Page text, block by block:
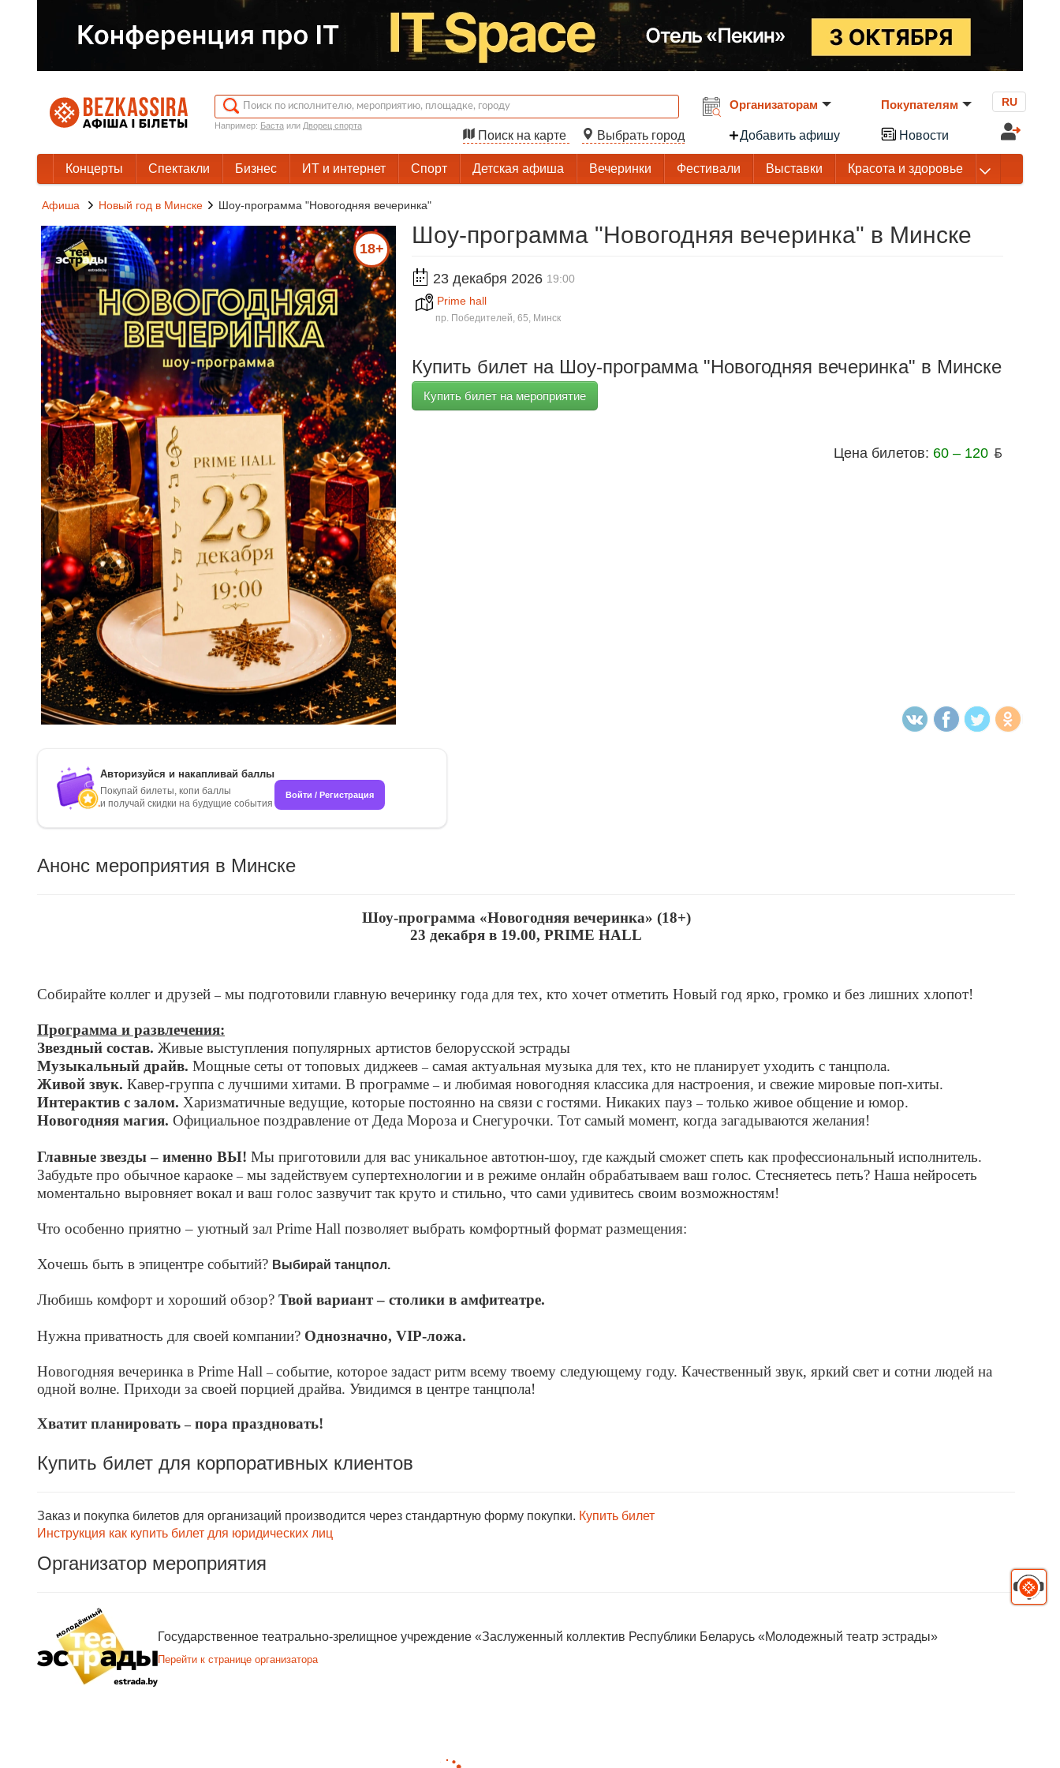
Например: Бастаили Дворец спорта
Поиск на карте Выбрать город
Организаторам
Добавить афишу
Покупателям
Новости
RU
Концерты Спектакли Бизнес ИТ и интернет Спорт Детская афиша Вечеринки Фестивали Выставки Красота и здоровье
Афиша Новый год в Минске Шоу-программа "Новогодняя вечеринка"
18+
Шоу-программа "Новогодняя вечеринка" в Минске
23 декабря 2026 19:00
Prime hall
пр. Победителей, 65, Минск
Купить билет на Шоу-программа "Новогодняя вечеринка" в Минске
Купить билет на мероприятие
Цена билетов: 60 – 120 ƃ
Авторизуйся и накапливай баллы
Покупай билеты, копи баллы
и получай скидки на будущие события
Войти / Регистрация
Анонс мероприятия в Минске
Шоу-программа «Новогодняя вечеринка» (18+)
23 декабря в 19.00, PRIME HALL
Собирайте коллег и друзей – мы подготовили главную вечеринку года для тех, кто хочет отметить Новый год ярко, громко и без лишних хлопот!
Программа и развлечения:
Звездный состав. Живые выступления популярных артистов белорусской эстрады
Музыкальный драйв. Мощные сеты от топовых диджеев – самая актуальная музыка для тех, кто не планирует уходить с танцпола.
Живой звук. Кавер-группа с лучшими хитами. В программе – и любимая новогодняя классика для настроения, и свежие мировые поп-хиты.
Интерактив с залом. Харизматичные ведущие, которые постоянно на связи с гостями. Никаких пауз – только живое общение и юмор.
Новогодняя магия. Официальное поздравление от Деда Мороза и Снегурочки. Тот самый момент, когда загадываются желания!
Главные звезды – именно ВЫ! Мы приготовили для вас уникальное автотюн-шоу, где каждый сможет спеть как профессиональный исполнитель.
Забудьте про обычное караоке – мы задействуем супертехнологии и в режиме онлайн обрабатываем ваш голос. Стесняетесь петь? Наша нейросеть
моментально выровняет вокал и ваш голос зазвучит так круто и стильно, что сами удивитесь своим возможностям!
Что особенно приятно – уютный зал Prime Hall позволяет выбрать комфортный формат размещения:
Хочешь быть в эпицентре событий? Выбирай танцпол.
Любишь комфорт и хороший обзор? Твой вариант – столики в амфитеатре.
Нужна приватность для своей компании? Однозначно, VIP-ложа.
Новогодняя вечеринка в Prime Hall – событие, которое задаст ритм всему твоему следующему году. Качественный звук, яркий свет и сотни людей на
одной волне. Приходи за своей порцией драйва. Увидимся в центре танцпола!
Хватит планировать – пора праздновать!
Купить билет для корпоративных клиентов
Заказ и покупка билетов для организаций производится через стандартную форму покупки. Купить билет
Инструкция как купить билет для юридических лиц
Организатор мероприятия
Государственное театрально-зрелищное учреждение «Заслуженный коллектив Республики Беларусь «Молодежный театр эстрады»
Перейти к странице организатора